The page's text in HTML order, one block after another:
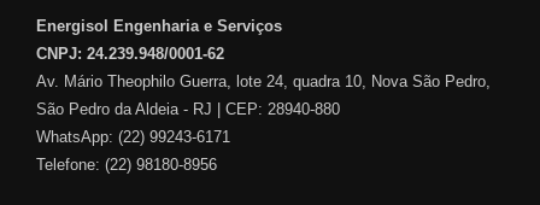
Energisol Engenharia e Serviços
CNPJ: 24.239.948/0001-62
Av. Mário Theophilo Guerra, lote 24, quadra 10, Nova São Pedro,
São Pedro da Aldeia - RJ | CEP: 28940-880
WhatsApp: (22) 99243-6171
Telefone: (22) 98180-8956